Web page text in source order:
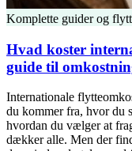
Komplette guider og
Hvad koster
guide til
Internationale
du kommer fra, hvor du
hvordan du vælger at
dækker alle. Men der